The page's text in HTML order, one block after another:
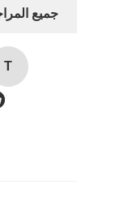
جميع
T